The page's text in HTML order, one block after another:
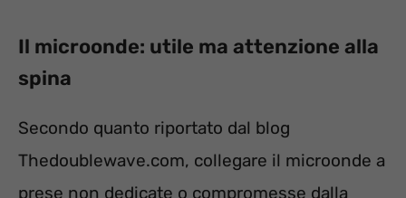
Il microonde: utile ma attenzione alla
spina
Secondo quanto riportato dal blog
Thedoublewave.com, collegare il microonde a
prese non dedicate o compromesse dalla